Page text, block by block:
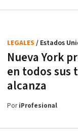
Nueva York
en todos sus
alcanza
LEGALES / Estados
PoriProfesional